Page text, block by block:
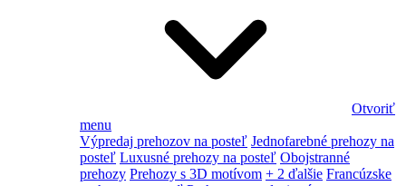
Otvoriť
menu
Výpredaj prehozov na posteľ Jednofarebné prehozy na
posteľ Luxusné prehozy na posteľ Obojstranné
prehozy Prehozy s 3D motívom + 2 ďalšie Francúzske